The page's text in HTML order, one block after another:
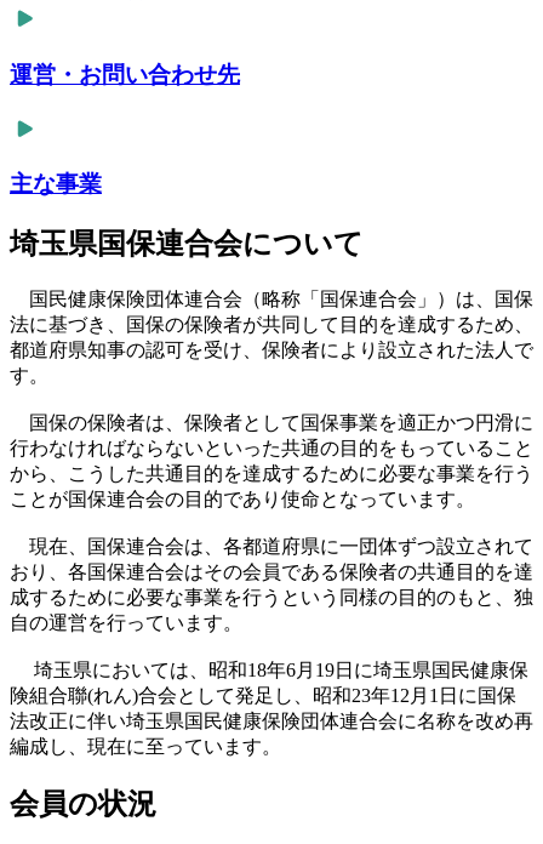
運営・お問い合わせ先
主な事業
埼玉県国保連合会について
国民健康保険団体連合会（略称「国保連合会」）は、国保
法に基づき、国保の保険者が共同して目的を達成するため、
都道府県知事の認可を受け、保険者により設立された法人で
す。
国保の保険者は、保険者として国保事業を適正かつ円滑に
行わなければならないといった共通の目的をもっていること
から、こうした共通目的を達成するために必要な事業を行う
ことが国保連合会の目的であり使命となっています。
現在、国保連合会は、各都道府県に一団体ずつ設立されて
おり、各国保連合会はその会員である保険者の共通目的を達
成するために必要な事業を行うという同様の目的のもと、独
自の運営を行っています。
埼玉県においては、昭和18年6月19日に埼玉県国民健康保
険組合聯(れん)合会として発足し、昭和23年12月1日に国保
法改正に伴い埼玉県国民健康保険団体連合会に名称を改め再
編成し、現在に至っています。
会員の状況